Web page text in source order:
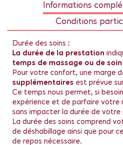
Informations
Conditions
Durée des soins :
La durée de la prestation
temps de massage ou de
Pour votre confort, une marge
supplémentaires est prévue
Ce temps nous permet, si
expérience et de parfaire
sans impacter la durée de votre
La durée des soins comprend
de déshabillage ainsi que pour
de repos nécessaire.